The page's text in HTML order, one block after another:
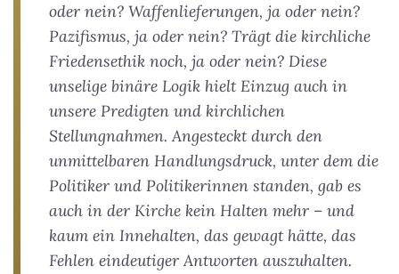
oder nein? Waffenlieferungen, ja oder nein?
Pazifismus, ja oder nein? Trägt die kirchliche
Friedensethik noch, ja oder nein? Diese
unselige binäre Logik hielt Einzug auch in
unsere Predigten und kirchlichen
Stellungnahmen. Angesteckt durch den
unmittelbaren Handlungsdruck, unter dem die
Politiker und Politikerinnen standen, gab es
auch in der Kirche kein Halten mehr – und
kaum ein Innehalten, das gewagt hätte, das
Fehlen eindeutiger Antworten auszuhalten.